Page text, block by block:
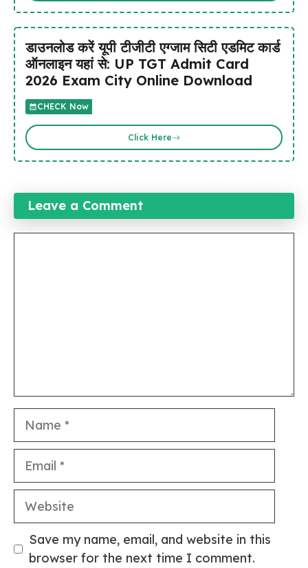
डाउनलोड करें यूपी टीजीटी एग्जाम सिटी एडमिट कार्ड
ऑनलाइन यहां से: UP TGT Admit Card
2026 Exam City Online Download
CHECK Now
Click Here
Leave a Comment
Name
Email
Website
Save my name, email, and website in this
browser for the next time I comment.